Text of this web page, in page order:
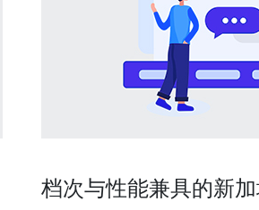
档次与性能兼具的新